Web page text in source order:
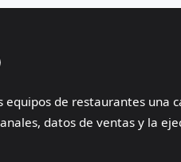
equipos de restaurantes una
datos de ventas y la